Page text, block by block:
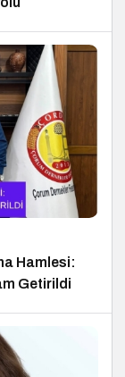
Hamlesi:
Getirildi